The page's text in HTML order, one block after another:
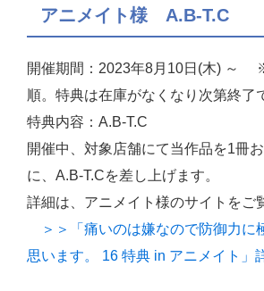
アニメイト様 A.B-T.C
開催期間：2023年8月10日(木) ～
順。特典は在庫がなくなり次第終了
特典内容：A.B-T.C
開催中、対象店舗にて当作品を1冊
に、A.B-T.Cを差し上げます。
詳細は、アニメイト様のサイトをご
＞＞「痛いのは嫌なので防御力に
思います。 16 特典 in アニメイト」